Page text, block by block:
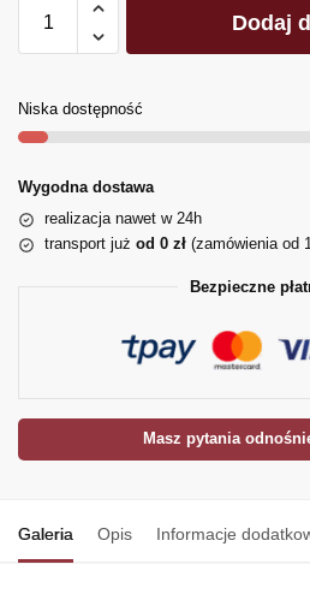
Dodaj
Niska dostępność
Wygodna dostawa
realizacja nawet w 24h
transport już od 0 zł (zamówienia od
Bezpieczne
Masz pytania
Galeria Opis Informacje